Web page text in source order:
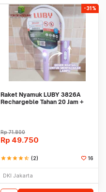
-31%
Raket Nyamuk LUBY 3826A
Rechargeble Tahan 20 Jam +
Rp71.800
Rp 49.750
starstarstarstarstar_half (2) 16
DKI Jakarta